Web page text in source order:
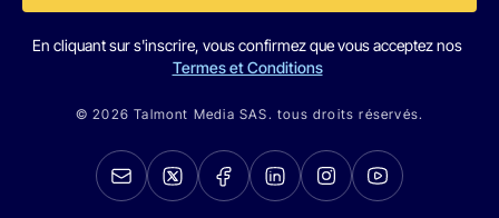
En cliquant sur s'inscrire, vous confirmez que vous acceptez nos
Termes et Conditions
© 2026 Talmont Media SAS. tous droits réservés.